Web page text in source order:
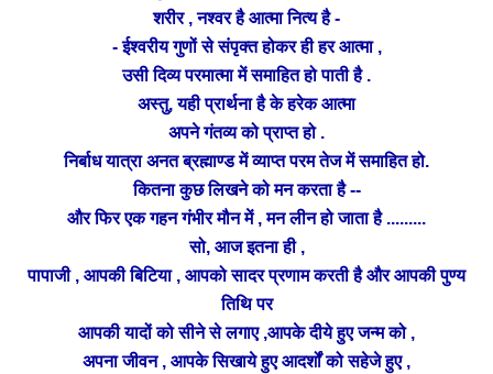
शरीर , नश्वर है आत्मा नित्य है -
- ईश्वरीय गुणों से संपृक्त होकर ही हर आत्मा ,
उसी दिव्यपरमात्मामें समाहित हो पाती है .
अस्तु, यही प्रार्थना है के हरेक आत्मा
अपने गंतव्य को प्राप्त हो .
निर्बाध यात्रा अनत ब्रह्माण्ड में व्याप्त परम तेज में समाहित हो.
कितना कुछ लिखने को मन करता है --
और फिर एक गहन गंभीर मौन में , मनलीनहो जाता है .........
सो, आज इतना ही ,
पापाजी , आपकी बिटिया , आपको सादर प्रणाम करती है और आपकी पुण्य
तिथि पर
आपकी यादों को सीने से लगाए ,आपके दीये हुए जन्म को ,
अपना जीवन , आपकेसिखायेहुए आदर्शों को सहेजे हुए ,